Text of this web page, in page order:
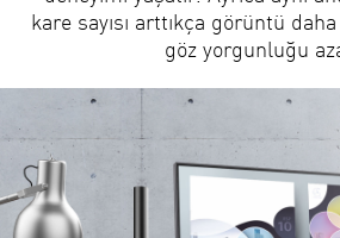
kare sayısı arttıkça görüntü
göz yorgunluğu